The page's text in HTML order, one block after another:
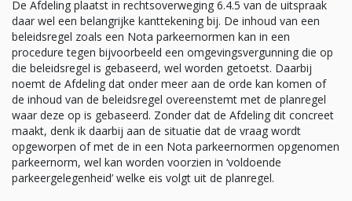
De Afdeling plaatst in rechtsoverweging 6.4.5 van de uitspraak
daar wel een belangrijke kanttekening bij. De inhoud van een
beleidsregel zoals een Nota parkeernormen kan in een
procedure tegen bijvoorbeeld een omgevingsvergunning die op
die beleidsregel is gebaseerd, wel worden getoetst. Daarbij
noemt de Afdeling dat onder meer aan de orde kan komen of
de inhoud van de beleidsregel overeenstemt met de planregel
waar deze op is gebaseerd. Zonder dat de Afdeling dit concreet
maakt, denk ik daarbij aan de situatie dat de vraag wordt
opgeworpen of met de in een Nota parkeernormen opgenomen
parkeernorm, wel kan worden voorzien in ‘voldoende
parkeergelegenheid’ welke eis volgt uit de planregel.